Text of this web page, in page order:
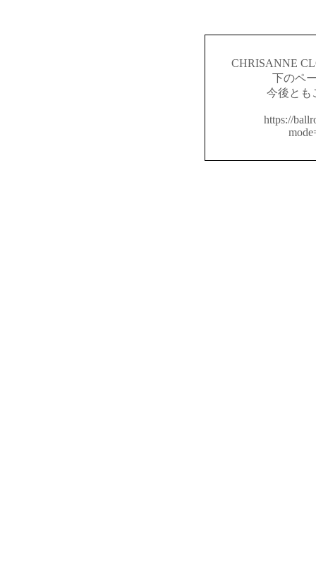
CHRISANNE
下のペ
今後とも
https://